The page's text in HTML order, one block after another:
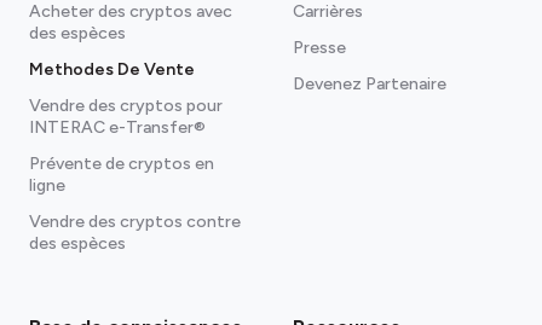
Acheter des cryptos avec
des espèces
Methodes De Vente
Vendre des cryptos pour
INTERAC e-Transfer®
Prévente de cryptos en
ligne
Vendre des cryptos contre
des espèces
Carrières
Presse
Devenez Partenaire